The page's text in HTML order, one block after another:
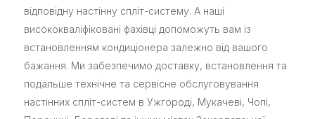
відповідну настінну спліт-систему. А наші
висококваліфіковані фахівці допоможуть вам із
встановленням кондиціонера залежно від вашого
бажання. Ми забезпечимо доставку, встановлення та
подальше технічне та сервісне обслуговування
настінних спліт-систем в Ужгороді, Мукачеві, Чопі,